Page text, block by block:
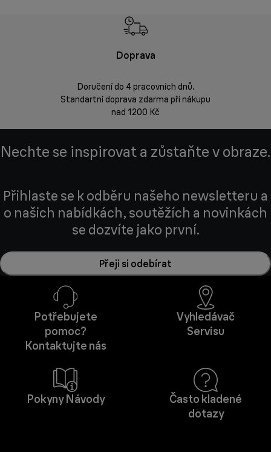
Doprava
Doručení do 4 pracovních dnů.
Standartní doprava zdarma při nákupu
nad 1200 Kč
Nechte se inspirovat a zůstaňte v obraze.
Přihlaste se k odběru našeho newsletteru a
o našich nabídkách, soutěžích a novinkách
se dozvíte jako první.
Přeji si odebírat
Potřebujete
pomoc?
Kontaktujte nás
Vyhledávač
Servisu
Pokyny Návody
Často kladené
dotazy